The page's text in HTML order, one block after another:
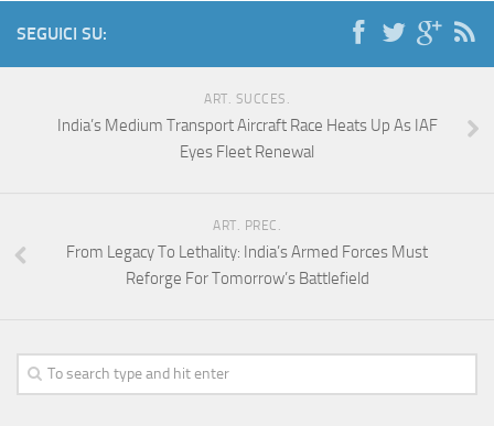
SEGUICI SU:
ART. SUCCES.
India’s Medium Transport Aircraft Race Heats Up As IAF
Eyes Fleet Renewal
ART. PREC.
From Legacy To Lethality: India’s Armed Forces Must
Reforge For Tomorrow’s Battlefield